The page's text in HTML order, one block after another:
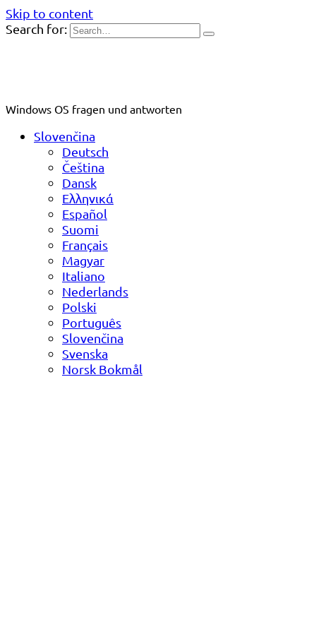
Skip to content
Search for:
Windows OS fragen und antworten
Slovenčina
Deutsch
Čeština
Dansk
Ελληνικά
Español
Suomi
Français
Magyar
Italiano
Nederlands
Polski
Português
Slovenčina
Svenska
Norsk Bokmål